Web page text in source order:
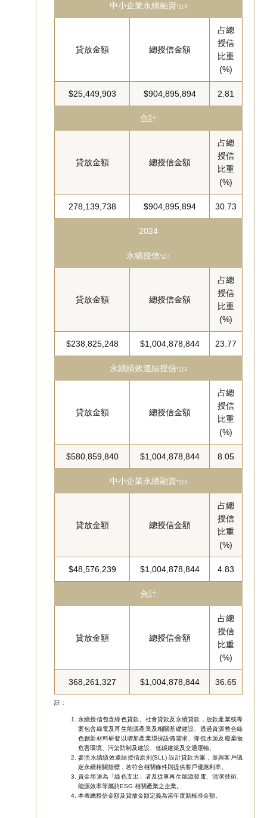
中小企業永續融資*註3
貸放金額 總授信金額
占總
授信
比重
(%)
$25,449,903 $904,895,894 2.81
合計
貸放金額 總授信金額
占總
授信
比重
(%)
278,139,738 $904,895,894 30.73
2024
永續授信*註1
貸放金額 總授信金額
占總
授信
比重
(%)
$238,825,248 $1,004,878,844 23.77
永續績效連結授信*註2
貸放金額 總授信金額
占總
授信
比重
(%)
$580,859,840 $1,004,878,844 8.05
中小企業永續融資*註3
貸放金額 總授信金額
占總
授信
比重
(%)
$48,576,239 $1,004,878,844 4.83
合計
貸放金額 總授信金額
占總
授信
比重
(%)
368,261,327 $1,004,878,844 36.65
註：
永續授信包含綠色貸款、社會貸款及永續貸款，放款產業或專
案包含綠電及再生能源產業及相關基礎建設、透過資源整合綠
色創新材料研發以增加產業環保設備需求、降低水源及廢棄物
危害環境、污染防制及建設、低碳建築及交通運輸。
參照永續績效連結授信原則(SLL) 設計貸款方案，並與客戶議
定永續相關指標，若符合相關條件則提供客戶優惠利率。
資金用途為「綠色支出」者及從事再生能源發電、清潔技術、
能源效率等屬於ESG 相關產業之企業。
本表總授信金額及貸放金額定義為當年度新核准金額。